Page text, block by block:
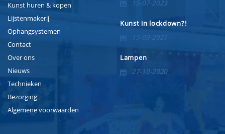
Kunst huren & kopen
Lijstenmakerij
Ophangsystemen
Contact
Over ons
Nieuws
Technieken
Bezorging
Algemene voorwaarden
15-07-2023
Kunst in lockdown?!
15-03-2021
Lampen
27-10-2020